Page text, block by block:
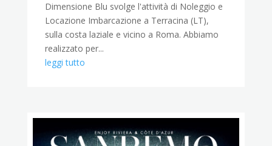
Dimensione Blu svolge l'attività di Noleggio e
Locazione Imbarcazione a Terracina (LT),
sulla costa laziale e vicino a Roma. Abbiamo
realizzato per...
leggi tutto